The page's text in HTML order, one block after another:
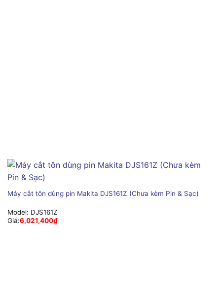
Máy cắt tôn dùng pin Makita DJS161Z (Chưa kèm Pin & Sạc)
Model: DJS161Z
Giá:6,021,400₫